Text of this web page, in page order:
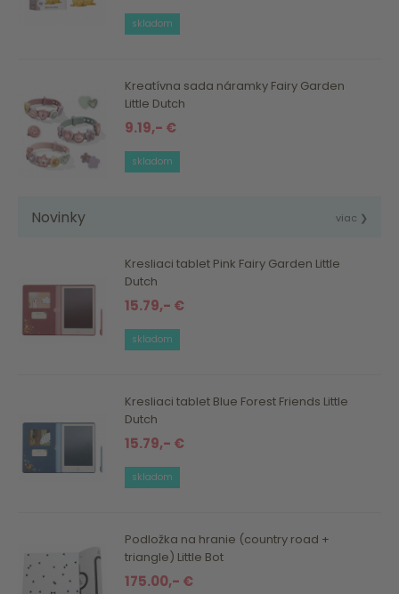
skladom
Kreatívna sada náramky Fairy Garden
Little Dutch
9.19,- €
skladom
Novinky viac ❯
Kresliaci tablet Pink Fairy Garden Little
Dutch
15.79,- €
skladom
Kresliaci tablet Blue Forest Friends Little
Dutch
15.79,- €
skladom
Podložka na hranie (country road +
triangle) Little Bot
175.00,- €